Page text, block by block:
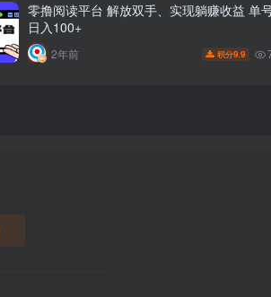
零撸阅读平台 解放双手、实现躺赚收益 单
日入100+
2年前 积分9.9